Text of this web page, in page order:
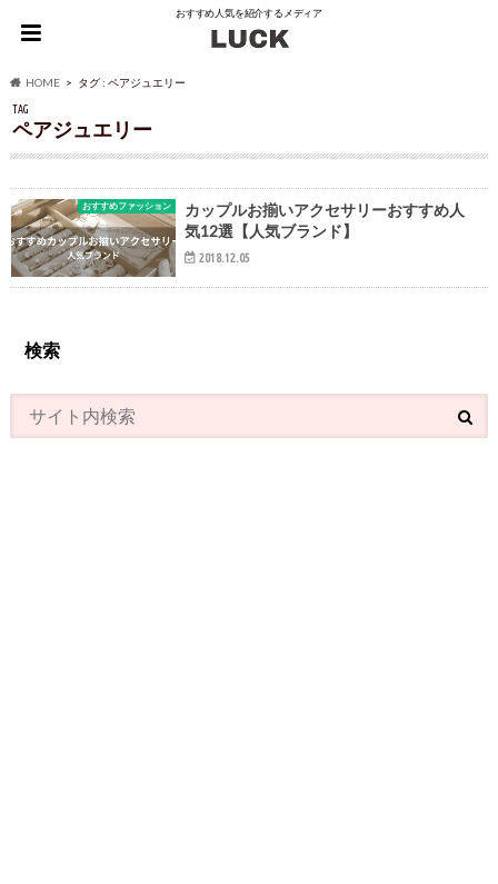
おすすめ人気を紹介するメディア
HOME タグ : ペアジュエリー
TAG
ペアジュエリー
おすすめファッション
カップルお揃いアクセサリーおすすめ人
気12選【人気ブランド】
2018.12.05
検索